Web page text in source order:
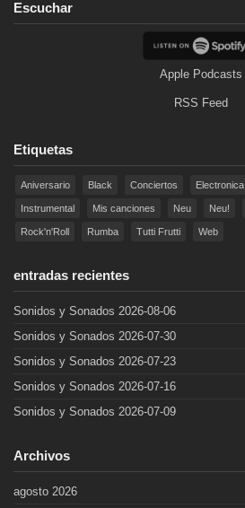
Escuchar
Apple Podcasts
RSS Feed
Etiquetas
Aniversario Black Conciertos Electronica
Instrumental Mis canciones Neu Neu!
Rock'n'Roll Rumba Tutti Frutti Web
entradas recientes
Sonidos y Sonados 2026-08-06
Sonidos y Sonados 2026-07-30
Sonidos y Sonados 2026-07-23
Sonidos y Sonados 2026-07-16
Sonidos y Sonados 2026-07-09
Archivos
agosto 2026